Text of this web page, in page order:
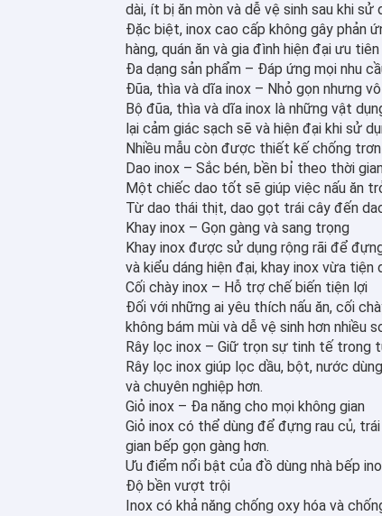
dài, ít bị ăn mòn và dễ vệ sinh sau khi sử
Đặc biệt, inox cao cấp không gây phản
hàng, quán ăn và gia đình hiện đại ưu
Đa dạng sản phẩm – Đáp ứng mọi nhu
Đũa, thìa và dĩa inox – Nhỏ gọn nhưng
Bộ đũa, thìa và dĩa inox là những vật
lại cảm giác sạch sẽ và hiện đại khi sử
Nhiều mẫu còn được thiết kế chống
Dao inox – Sắc bén, bền bỉ theo thời
Một chiếc dao tốt sẽ giúp việc nấu ăn
Từ dao thái thịt, dao gọt trái cây đến
Khay inox – Gọn gàng và sang trọng
Khay inox được sử dụng rộng rãi để
và kiểu dáng hiện đại, khay inox vừa
Cối chày inox – Hỗ trợ chế biến tiện lợi
Đối với những ai yêu thích nấu ăn, cối
không bám mùi và dễ vệ sinh hơn nhiều
Rây lọc inox – Giữ trọn sự tinh tế trong
Rây lọc inox giúp lọc dầu, bột, nước
và chuyên nghiệp hơn.
Giỏ inox – Đa năng cho mọi không gian
Giỏ inox có thể dùng để đựng rau củ,
gian bếp gọn gàng hơn.
Ưu điểm nổi bật của đồ dùng nhà bếp
Độ bền vượt trội
Inox có khả năng chống oxy hóa và